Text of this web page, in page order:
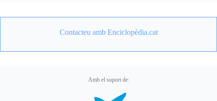
Contacteu amb Enciclopèdia.cat
Amb el suport de: